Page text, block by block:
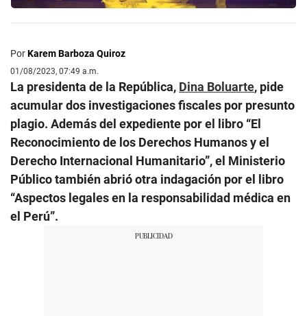
PorKarem Barboza Quiroz
01/08/2023, 07:49 a.m.
La presidenta de la República, Dina Boluarte, pide
acumular dos investigaciones fiscales por presunto
plagio. Además del expediente por el libro “El
Reconocimiento de los Derechos Humanos y el
Derecho Internacional Humanitario”, el Ministerio
Público también abrió otra indagación por el libro
“Aspectos legales en la responsabilidad médica en
el Perú”.